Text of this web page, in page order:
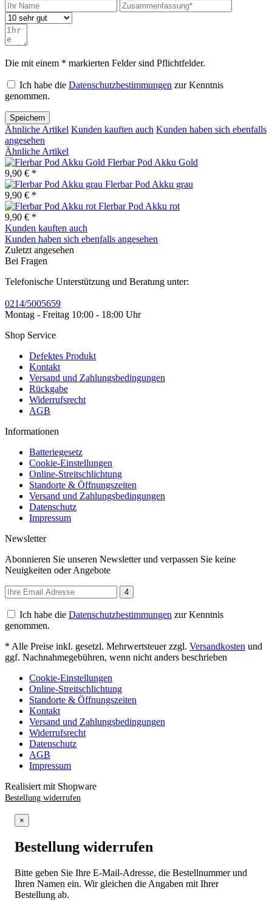
Die mit einem * markierten Felder sind Pflichtfelder.
Ich habe die Datenschutzbestimmungen zur Kenntnis
genommen.
Speichern
Ähnliche Artikel Kunden kauften auch Kunden haben sich ebenfalls
angesehen
Ähnliche Artikel
Flerbar Pod Akku Gold
9,90 € *
Flerbar Pod Akku grau
9,90 € *
Flerbar Pod Akku rot
9,90 € *
Kunden kauften auch
Kunden haben sich ebenfalls angesehen
Zuletzt angesehen
Bei Fragen
Telefonische Unterstützung und Beratung unter:
0214/5005659
Montag - Freitag 10:00 - 18:00 Uhr
Shop Service
Defektes Produkt
Kontakt
Versand und Zahlungsbedingungen
Rückgabe
Widerrufsrecht
AGB
Informationen
Batteriegesetz
Cookie-Einstellungen
Online-Streitschlichtung
Standorte & Öffnungszeiten
Versand und Zahlungsbedingungen
Datenschutz
Impressum
Newsletter
Abonnieren Sie unseren Newsletter und verpassen Sie keine
Neuigkeiten oder Angebote
4
Ich habe die Datenschutzbestimmungen zur Kenntnis
genommen.
* Alle Preise inkl. gesetzl. Mehrwertsteuer zzgl. Versandkosten und
ggf. Nachnahmegebühren, wenn nicht anders beschrieben
Cookie-Einstellungen
Online-Streitschlichtung
Standorte & Öffnungszeiten
Kontakt
Versand und Zahlungsbedingungen
Widerrufsrecht
Datenschutz
AGB
Impressum
Realisiert mit Shopware
Bestellung widerrufen
×
Bestellung widerrufen
Bitte geben Sie Ihre E-Mail-Adresse, die Bestellnummer und
Ihren Namen ein. Wir gleichen die Angaben mit Ihrer
Bestellung ab.